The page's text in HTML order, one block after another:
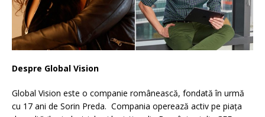
Despre Global Vision
Global Vision este o companie românească, fondată în urmă
cu 17 ani de Sorin Preda. Compania operează activ pe piața